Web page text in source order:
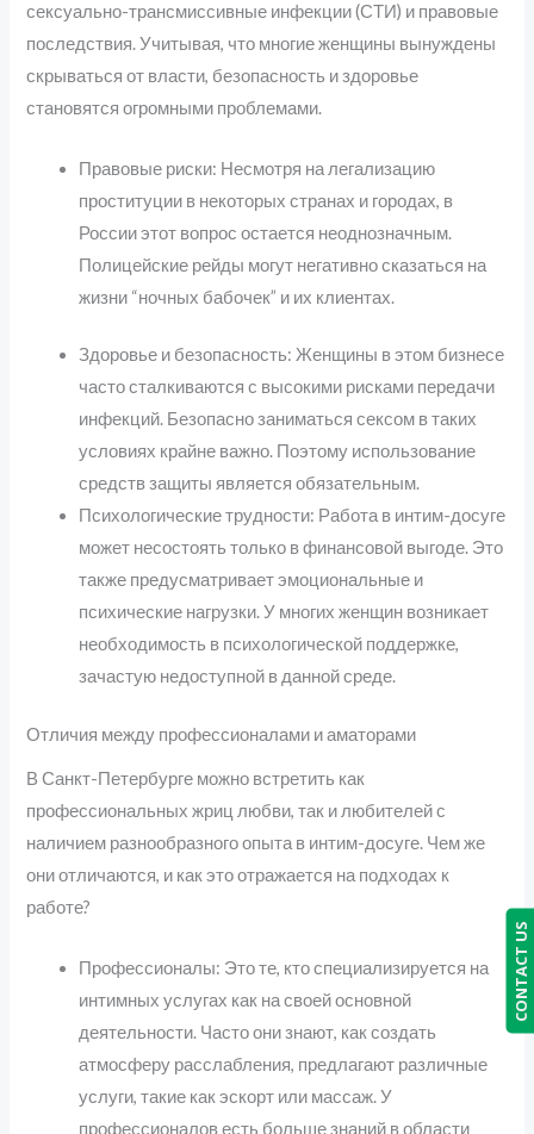
сексуально-трансмиссивные инфекции (СТИ) и правовые
последствия. Учитывая, что многие женщины вынуждены
скрываться от власти, безопасность и здоровье
становятся огромными проблемами.
Правовые риски: Несмотря на легализацию
проституции в некоторых странах и городах, в
России этот вопрос остается неоднозначным.
Полицейские рейды могут негативно сказаться на
жизни “ночных бабочек” и их клиентах.
Здоровье и безопасность: Женщины в этом бизнесе
часто сталкиваются с высокими рисками передачи
инфекций. Безопасно заниматься сексом в таких
условиях крайне важно. Поэтому использование
средств защиты является обязательным.
Психологические трудности: Работа в интим-досуге
может несостоять только в финансовой выгоде. Это
также предусматривает эмоциональные и
психические нагрузки. У многих женщин возникает
необходимость в психологической поддержке,
зачастую недоступной в данной среде.
Отличия между профессионалами и аматорами
В Санкт-Петербурге можно встретить как
профессиональных жриц любви, так и любителей с
наличием разнообразного опыта в интим-досуге. Чем же
они отличаются, и как это отражается на подходах к
работе?
Профессионалы: Это те, кто специализируется на
интимных услугах как на своей основной
деятельности. Часто они знают, как создать
атмосферу расслабления, предлагают различные
услуги, такие как эскорт или массаж. У
профессионалов есть больше знаний в области
CONTACT US